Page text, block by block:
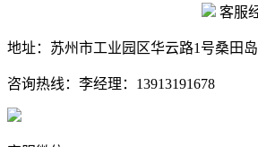
客服
地址： 苏州市工业园区华云路1号桑田
咨询热线： 李经理：13913191678